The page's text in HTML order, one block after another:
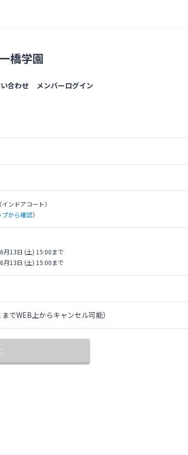
橋学園
合わせ メンバーログイン
（インドアコート）
から確認）
月13日 (土) 15:00まで
月13日 (土) 15:00まで
でWEB上からキャンセル可能）